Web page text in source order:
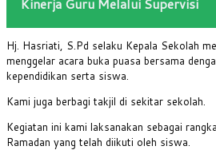
Hj. Hasriati, S.Pd selaku Kepala Sekolah
menggelar acara buka puasa bersama
kependidikan serta siswa.
Kami juga berbagi takjil di sekitar sekolah.
Kegiatan ini kami laksanakan sebagai
Ramadan yang telah diikuti oleh siswa.